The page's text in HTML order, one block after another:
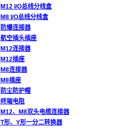
M12 I/O总线分线盒
M8 I/O总线分线盒
防爆连接器
航空插头插座
M12连接器
M12插座
M8连接器
M8插座
防尘防护帽
终端电阻
M12、M8双头电缆连接器
T形、Y形一分二转换器